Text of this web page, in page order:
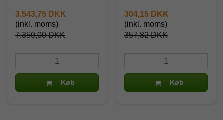
7.350,00 DKK
3.543,75 DKK
(inkl. moms)
Køb
357,82 DKK
304,15 DKK
(inkl. moms)
Køb